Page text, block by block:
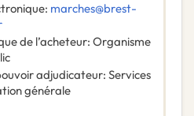
: marches@brest-
de l’acheteur: Organisme
adjudicateur: Services
générale